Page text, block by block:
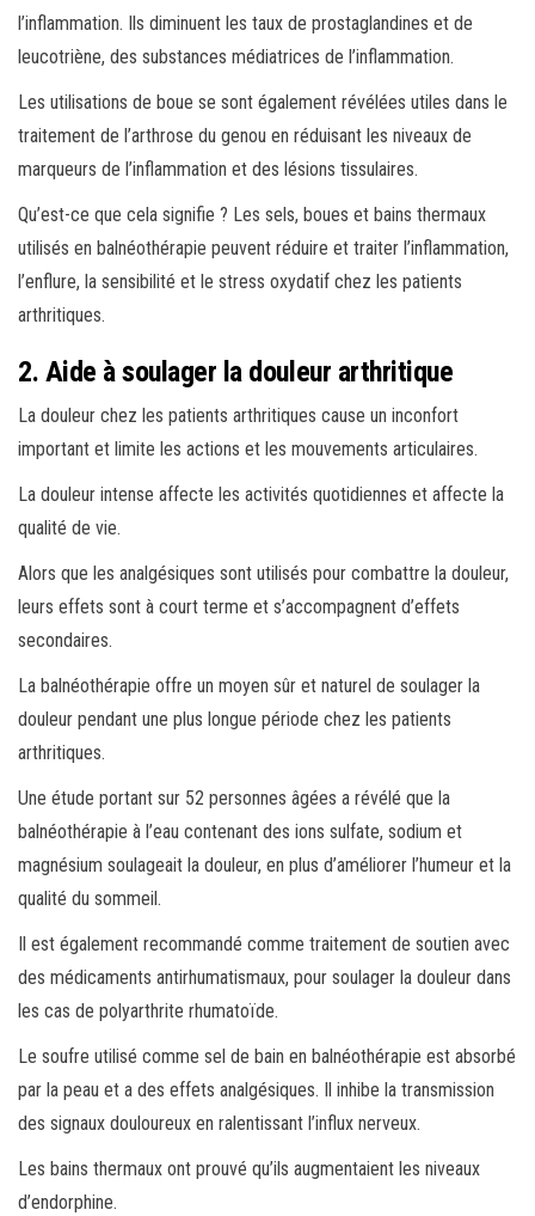
l’inflammation. Ils diminuent les taux de prostaglandines et de
leucotriène, des substances médiatrices de l’inflammation.
Les utilisations de boue se sont également révélées utiles dans le
traitement de l’arthrose du genou en réduisant les niveaux de
marqueurs de l’inflammation et des lésions tissulaires.
Qu’est-ce que cela signifie ? Les sels, boues et bains thermaux
utilisés en balnéothérapie peuvent réduire et traiter l’inflammation,
l’enflure, la sensibilité et le stress oxydatif chez les patients
arthritiques.
2. Aide à soulager la douleur arthritique
La douleur chez les patients arthritiques cause un inconfort
important et limite les actions et les mouvements articulaires.
La douleur intense affecte les activités quotidiennes et affecte la
qualité de vie.
Alors que les analgésiques sont utilisés pour combattre la douleur,
leurs effets sont à court terme et s’accompagnent d’effets
secondaires.
La balnéothérapie offre un moyen sûr et naturel de soulager la
douleur pendant une plus longue période chez les patients
arthritiques.
Une étude portant sur 52 personnes âgées a révélé que la
balnéothérapie à l’eau contenant des ions sulfate, sodium et
magnésium soulageait la douleur, en plus d’améliorer l’humeur et la
qualité du sommeil.
Il est également recommandé comme traitement de soutien avec
des médicaments antirhumatismaux, pour soulager la douleur dans
les cas de polyarthrite rhumatoïde.
Le soufre utilisé comme sel de bain en balnéothérapie est absorbé
par la peau et a des effets analgésiques. Il inhibe la transmission
des signaux douloureux en ralentissant l’influx nerveux.
Les bains thermaux ont prouvé qu’ils augmentaient les niveaux
d’endorphine.